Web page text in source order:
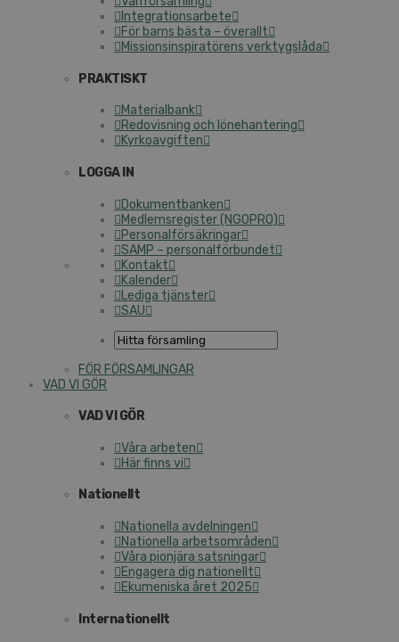
Integrationsarbete
För barns bästa – överallt
Missionsinspiratörens verktygslåda
PRAKTISKT
Materialbank
Redovisning och lönehantering
Kyrkoavgiften
LOGGA IN
Dokumentbanken
Medlemsregister (NGOPRO)
Personalförsäkringar
SAMP – personalförbundet
Kontakt
Kalender
Lediga tjänster
SAU
FÖR FÖRSAMLINGAR
VAD VI GÖR
VAD VI GÖR
Våra arbeten
Här finns vi
Nationellt
Nationella avdelningen
Nationella arbetsområden
Våra pionjära satsningar
Engagera dig nationellt
Ekumeniska året 2025
Internationellt